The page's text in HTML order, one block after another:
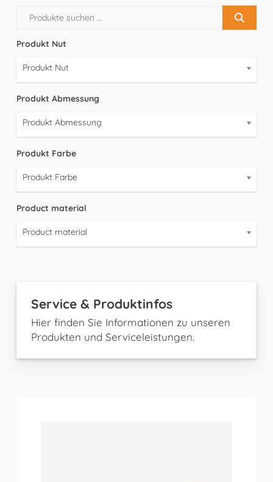
Produkt Nut
Produkt Nut
Produkt Abmessung
Produkt Abmessung
Produkt Farbe
Produkt Farbe
Product material
Product material
Service & Produktinfos
Hier finden Sie Informationen zu unseren
Produkten und Serviceleistungen.